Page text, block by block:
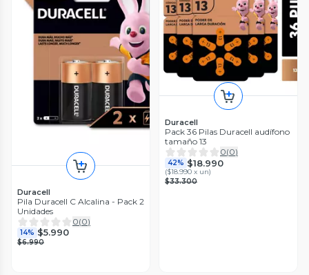
Duracell
Pila Duracell C Alcalina - Pack 2
Unidades
0(0)
14% $5.990
$6.990
Duracell
Pack 36 Pilas Duracell audífono
tamaño 13
0(0)
42% $18.990
($18.990 x un)
$33.300